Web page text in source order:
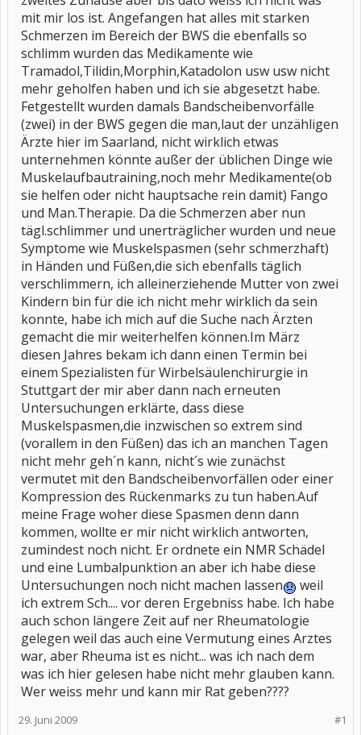
mit mir los ist. Angefangen hat alles mit starken
Schmerzen im Bereich der BWS die ebenfalls so
schlimm wurden das Medikamente wie
Tramadol,Tilidin,Morphin,Katadolon usw usw nicht
mehr geholfen haben und ich sie abgesetzt habe.
Fetgestellt wurden damals Bandscheibenvorfälle
(zwei) in der BWS gegen die man,laut der unzähligen
Ärzte hier im Saarland, nicht wirklich etwas
unternehmen könnte außer der üblichen Dinge wie
Muskelaufbautraining,noch mehr Medikamente(ob
sie helfen oder nicht hauptsache rein damit) Fango
und Man.Therapie. Da die Schmerzen aber nun
tägl.schlimmer und unerträglicher wurden und neue
Symptome wie Muskelspasmen (sehr schmerzhaft)
in Händen und Füßen,die sich ebenfalls täglich
verschlimmern, ich alleinerziehende Mutter von zwei
Kindern bin für die ich nicht mehr wirklich da sein
konnte, habe ich mich auf die Suche nach Ärzten
gemacht die mir weiterhelfen können.Im März
diesen Jahres bekam ich dann einen Termin bei
einem Spezialisten für Wirbelsäulenchirurgie in
Stuttgart der mir aber dann nach erneuten
Untersuchungen erklärte, dass diese
Muskelspasmen,die inzwischen so extrem sind
(vorallem in den Füßen) das ich an manchen Tagen
nicht mehr geh´n kann, nicht´s wie zunächst
vermutet mit den Bandscheibenvorfällen oder einer
Kompression des Rückenmarks zu tun haben.Auf
meine Frage woher diese Spasmen denn dann
kommen, wollte er mir nicht wirklich antworten,
zumindest noch nicht. Er ordnete ein NMR Schädel
und eine Lumbalpunktion an aber ich habe diese
Untersuchungen noch nicht machen lassen
weil
ich extrem Sch.... vor deren Ergebniss habe. Ich habe
auch schon längere Zeit auf ner Rheumatologie
gelegen weil das auch eine Vermutung eines Arztes
war, aber Rheuma ist es nicht... was ich nach dem
was ich hier gelesen habe nicht mehr glauben kann.
Wer weiss mehr und kann mir Rat geben????
#1
29. Juni 2009